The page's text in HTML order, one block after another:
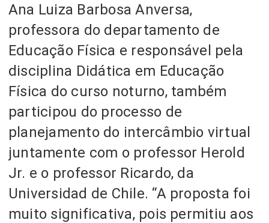
Ana Luiza Barbosa Anversa,
professora do departamento de
Educação Física e responsável pela
disciplina Didática em Educação
Física do curso noturno, também
participou do processo de
planejamento do intercâmbio virtual
juntamente com o professor Herold
Jr. e o professor Ricardo, da
Universidad de Chile. “A proposta foi
muito significativa, pois permitiu aos